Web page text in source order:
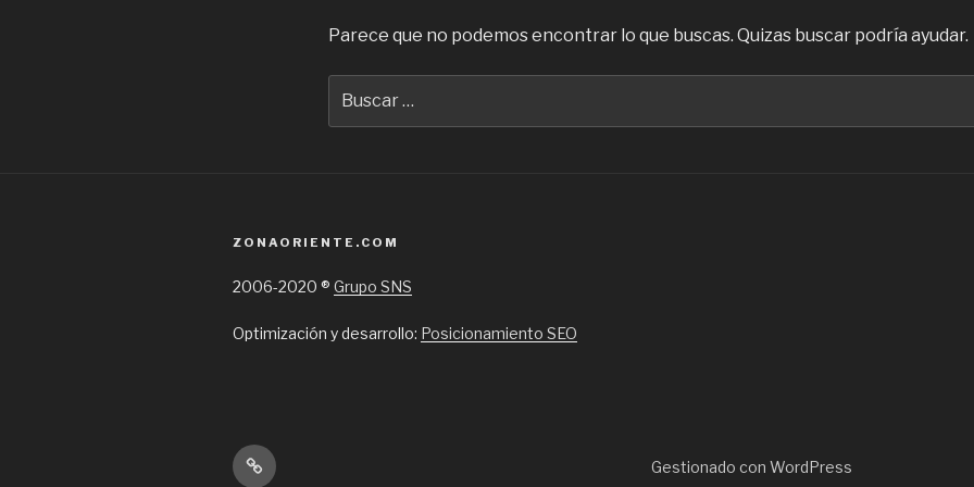
Parece que no podemos encontrar lo que buscas. Quizas buscar podría ayudar.
por:
ZONAORIENTE.COM
2006-2020 ® Grupo SNS
Optimización y desarrollo: Posicionamiento SEO
Inicio Gestionado con WordPress